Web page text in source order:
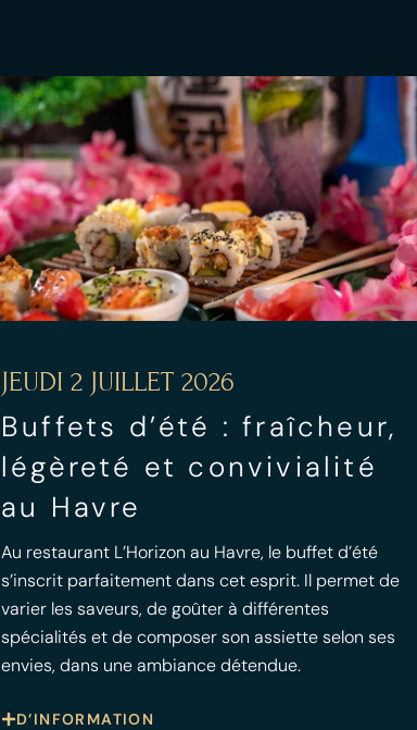
JEUDI 2 JUILLET 2026
Buffets d’été : fraîcheur,
légèreté et convivialité
au Havre
Au restaurant L’Horizon au Havre, le buffet d’été
s’inscrit parfaitement dans cet esprit. Il permet de
varier les saveurs, de goûter à différentes
spécialités et de composer son assiette selon ses
envies, dans une ambiance détendue.
D’INFORMATION